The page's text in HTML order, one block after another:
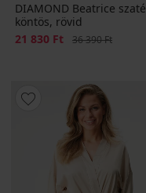
DIAMOND Beatrice
köntös, rövid
Kedvezmény
21 830 Ft Eredeti ár
36 390 Ft